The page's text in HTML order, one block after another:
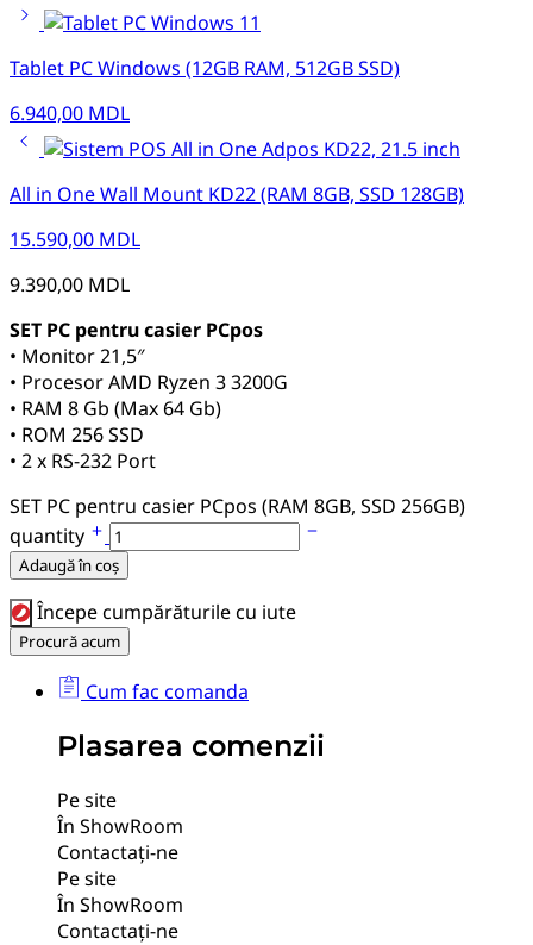
Tablet PC Windows (12GB RAM, 512GB SSD)
6.940,00 MDL
All in One Wall Mount KD22 (RAM 8GB, SSD 128GB)
15.590,00 MDL
9.390,00 MDL
SET PC pentru casier PCpos
• Monitor 21,5″
• Procesor AMD Ryzen 3 3200G
• RAM 8 Gb (Max 64 Gb)
• ROM 256 SSD
• 2 x RS-232 Port
SET PC pentru casier PCpos (RAM 8GB, SSD 256GB)
quantity
Adaugă în coș
Începe cumpărăturile cu iute
Procură acum
Cum fac comanda
Plasarea comenzii
Pe site
În ShowRoom
Contactați-ne
Pe site
În ShowRoom
Contactați-ne